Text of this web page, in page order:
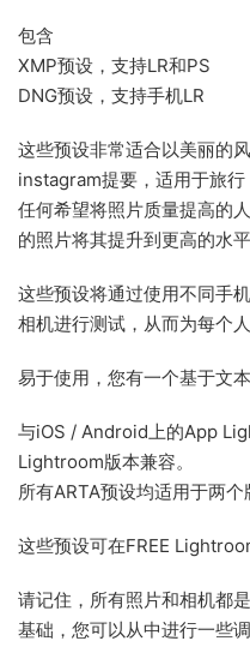
包含
XMP预设，支持LR和PS
DNG预设，支持手机LR
这些预设非常适合以美丽的
instagram提要，适用于旅
任何希望将照片质量提高的
的照片将其提升到更高的水
这些预设将通过使用不同手
相机进行测试，从而为每个
易于使用，您有一个基于文
与iOS / Android上的App
Lightroom版本兼容。
所有ARTA预设均适用于两个
这些预设可在FREE
请记住，所有照片和相机都
基础，您可以从中进行一些